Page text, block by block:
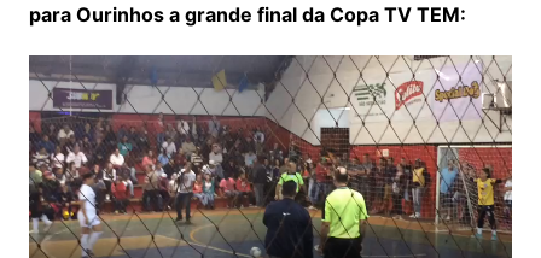
para Ourinhos a grande final da Copa TV TEM: